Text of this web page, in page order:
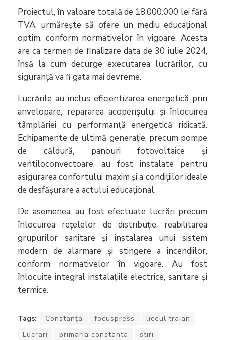
Proiectul, în valoare totală de 18.000.000 lei fără
TVA, urmărește să ofere un mediu educațional
optim, conform normativelor în vigoare. Acesta
are ca termen de finalizare data de 30 iulie 2024,
însă la cum decurge executarea lucrărilor, cu
siguranță va fi gata mai devreme.
Lucrările au inclus eficientizarea energetică prin
anvelopare, repararea acoperișului și înlocuirea
tâmplăriei cu performanță energetică ridicată.
Echipamente de ultimă generație, precum pompe
de căldură, panouri fotovoltaice și
ventiloconvectoare, au fost instalate pentru
asigurarea confortului maxim și a condițiilor ideale
de desfășurare a actului educațional.
De asemenea, au fost efectuate lucrări precum
înlocuirea rețelelor de distribuție, reabilitarea
grupurilor sanitare și instalarea unui sistem
modern de alarmare și stingere a incendiilor,
conform normativelor în vigoare. Au fost
înlocuite integral instalațiile electrice, sanitare și
termice.
Tags: Constanţa focuspress
liceul traian
Lucrari
primaria constanta stiri